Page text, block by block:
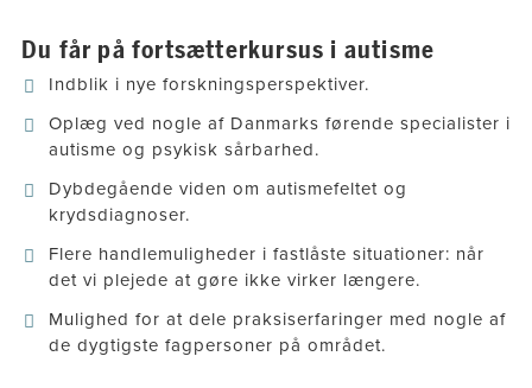
Du får på fortsætterkursus i autisme
Indblik i nye forskningsperspektiver.
Oplæg ved nogle af Danmarks førende specialister i
autisme og psykisk sårbarhed.
Dybdegående viden om autismefeltet og
krydsdiagnoser.
Flere handlemuligheder i fastlåste situationer: når
det vi plejede at gøre ikke virker længere.
Mulighed for at dele praksiserfaringer med nogle af
de dygtigste fagpersoner på området.​